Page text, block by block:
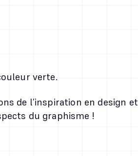
verte.
de l’inspiration en design et
du graphisme !